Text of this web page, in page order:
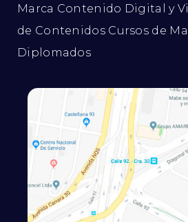
Marca Contenido Digital y
de Contenidos Cursos de
Diplomados